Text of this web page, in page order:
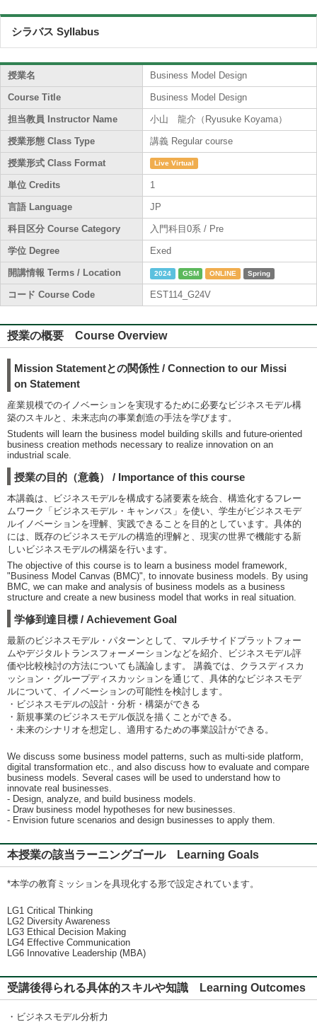
シラバス Syllabus
授業名 Business Model Design
Course Title Business Model Design
担当教員 Instructor Name 小山 龍介（Ryusuke Koyama）
授業形態 Class Type 講義 Regular course
授業形式 Class Format Live Virtual
単位 Credits 1
言語 Language JP
科目区分 Course Category 入門科目0系 / Pre
学位 Degree Exed
開講情報 Terms / Location 2024 GSM ONLINE Spring
コード Course Code EST114_G24V
授業の概要 Course Overview
Mission Statementとの関係性 / Connection to our Missi
on Statement
産業規模でのイノベーションを実現するために必要なビジネスモデル構
築のスキルと、未来志向の事業創造の手法を学びます。
Students will learn the business model building skills and future-oriented
business creation methods necessary to realize innovation on an
industrial scale.
授業の目的（意義） / Importance of this course
本講義は、ビジネスモデルを構成する諸要素を統合、構造化するフレー
ムワーク「ビジネスモデル・キャンバス」を使い、学生がビジネスモデ
ルイノベーションを理解、実践できることを目的としています。具体的
には、既存のビジネスモデルの構造的理解と、現実の世界で機能する新
しいビジネスモデルの構築を行います。
The objective of this course is to learn a business model framework,
"Business Model Canvas (BMC)", to innovate business models. By using
BMC, we can make and analysis of business models as a business
structure and create a new business model that works in real situation.
学修到達目標 / Achievement Goal
最新のビジネスモデル・パターンとして、マルチサイドプラットフォー
ムやデジタルトランスフォーメーションなどを紹介、ビジネスモデル評
価や比較検討の方法についても議論します。 講義では、クラスディスカ
ッション・グループディスカッションを通じて、具体的なビジネスモデ
ルについて、イノベーションの可能性を検討します。
・ビジネスモデルの設計・分析・構築ができる
・新規事業のビジネスモデル仮説を描くことができる。
・未来のシナリオを想定し、適用するための事業設計ができる。
We discuss some business model patterns, such as multi-side platform,
digital transformation etc., and also discuss how to evaluate and compare
business models. Several cases will be used to understand how to
innovate real businesses.
- Design, analyze, and build business models.
- Draw business model hypotheses for new businesses.
- Envision future scenarios and design businesses to apply them.
本授業の該当ラーニングゴール Learning Goals
*本学の教育ミッションを具現化する形で設定されています。
LG1 Critical Thinking
LG2 Diversity Awareness
LG3 Ethical Decision Making
LG4 Effective Communication
LG6 Innovative Leadership (MBA)
受講後得られる具体的スキルや知識 Learning Outcomes
・ビジネスモデル分析力